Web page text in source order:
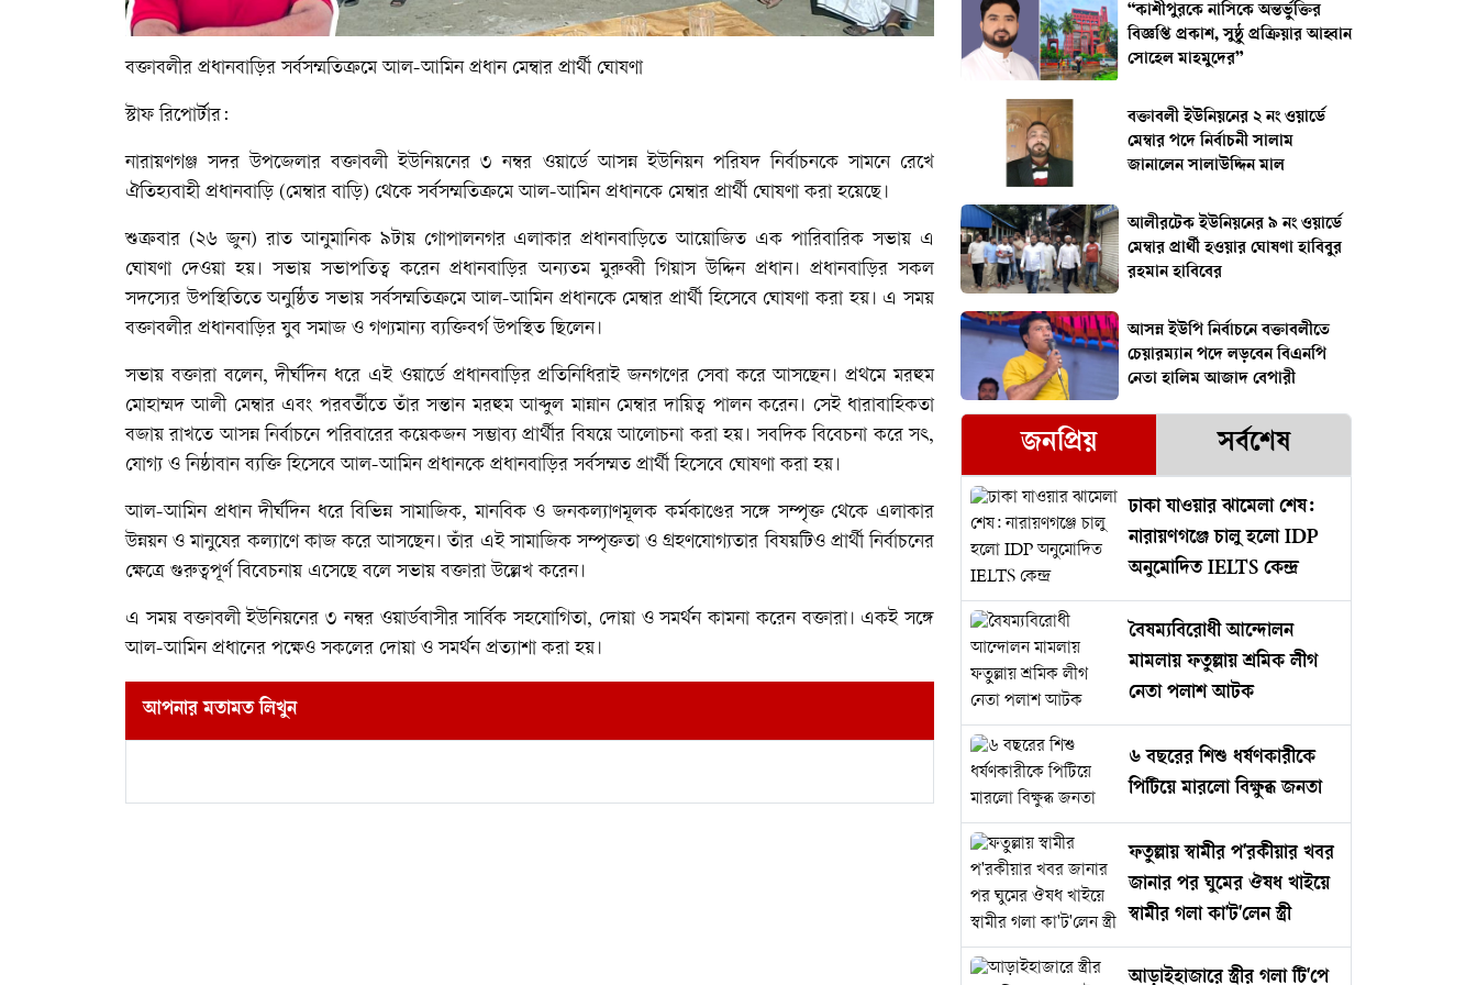
বক্তাবলীর প্রধানবাড়ির সর্বসম্মতিক্রমে আল-আমিন প্রধান মেম্বার প্রার্থী ঘোষণা
স্টাফ রিপোর্টার:
নারায়ণগঞ্জ সদর উপজেলার বক্তাবলী ইউনিয়নের ৩ নম্বর ওয়ার্ডে আসন্ন ইউনিয়ন পরিষদ নির্বাচনকে সামনে রেখে
ঐতিহ্যবাহী প্রধানবাড়ি (মেম্বার বাড়ি) থেকে সর্বসম্মতিক্রমে আল-আমিন প্রধানকে মেম্বার প্রার্থী ঘোষণা করা হয়েছে।
শুক্রবার (২৬ জুন) রাত আনুমানিক ৯টায় গোপালনগর এলাকার প্রধানবাড়িতে আয়োজিত এক পারিবারিক সভায় এ
ঘোষণা দেওয়া হয়। সভায় সভাপতিত্ব করেন প্রধানবাড়ির অন্যতম মুরুব্বী গিয়াস উদ্দিন প্রধান। প্রধানবাড়ির সকল
সদস্যের উপস্থিতিতে অনুষ্ঠিত সভায় সর্বসম্মতিক্রমে আল-আমিন প্রধানকে মেম্বার প্রার্থী হিসেবে ঘোষণা করা হয়। এ সময়
বক্তাবলীর প্রধানবাড়ির যুব সমাজ ও গণ্যমান্য ব্যক্তিবর্গ উপস্থিত ছিলেন।
সভায় বক্তারা বলেন, দীর্ঘদিন ধরে এই ওয়ার্ডে প্রধানবাড়ির প্রতিনিধিরাই জনগণের সেবা করে আসছেন। প্রথমে মরহুম
মোহাম্মদ আলী মেম্বার এবং পরবর্তীতে তাঁর সন্তান মরহুম আব্দুল মান্নান মেম্বার দায়িত্ব পালন করেন। সেই ধারাবাহিকতা
বজায় রাখতে আসন্ন নির্বাচনে পরিবারের কয়েকজন সম্ভাব্য প্রার্থীর বিষয়ে আলোচনা করা হয়। সবদিক বিবেচনা করে সৎ,
যোগ্য ও নিষ্ঠাবান ব্যক্তি হিসেবে আল-আমিন প্রধানকে প্রধানবাড়ির সর্বসম্মত প্রার্থী হিসেবে ঘোষণা করা হয়।
আল-আমিন প্রধান দীর্ঘদিন ধরে বিভিন্ন সামাজিক, মানবিক ও জনকল্যাণমূলক কর্মকাণ্ডের সঙ্গে সম্পৃক্ত থেকে এলাকার
উন্নয়ন ও মানুষের কল্যাণে কাজ করে আসছেন। তাঁর এই সামাজিক সম্পৃক্ততা ও গ্রহণযোগ্যতার বিষয়টিও প্রার্থী নির্বাচনের
ক্ষেত্রে গুরুত্বপূর্ণ বিবেচনায় এসেছে বলে সভায় বক্তারা উল্লেখ করেন।
এ সময় বক্তাবলী ইউনিয়নের ৩ নম্বর ওয়ার্ডবাসীর সার্বিক সহযোগিতা, দোয়া ও সমর্থন কামনা করেন বক্তারা। একই সঙ্গে
আল-আমিন প্রধানের পক্ষেও সকলের দোয়া ও সমর্থন প্রত্যাশা করা হয়।
আপনার মতামত লিখুন
“কাশীপুরকে নাসিকে অন্তর্ভুক্তির
বিজ্ঞপ্তি প্রকাশ, সুষ্ঠু প্রক্রিয়ার আহ্বান
সোহেল মাহমুদের”
বক্তাবলী ইউনিয়নের ২ নং ওয়ার্ডে
মেম্বার পদে নির্বাচনী সালাম
জানালেন সালাউদ্দিন মাল
আলীরটেক ইউনিয়নের ৯ নং ওয়ার্ডে
মেম্বার প্রার্থী হওয়ার ঘোষণা হাবিবুর
রহমান হাবিবের
আসন্ন ইউপি নির্বাচনে বক্তাবলীতে
চেয়ারম্যান পদে লড়বেন বিএনপি
নেতা হালিম আজাদ বেপারী
জনপ্রিয় সর্বশেষ
ঢাকা যাওয়ার ঝামেলা শেষ:
নারায়ণগঞ্জে চালু হলো IDP
অনুমোদিত IELTS কেন্দ্র
বৈষম্যবিরোধী আন্দোলন
মামলায় ফতুল্লায় শ্রমিক লীগ
নেতা পলাশ আটক
৬ বছরের শিশু ধর্ষণকারীকে
পিটিয়ে মারলো বিক্ষুব্ধ জনতা
ফতুল্লায় স্বামীর প'রকীয়ার খবর
জানার পর ঘুমের ঔষধ খাইয়ে
স্বামীর গলা কা'ট'লেন স্ত্রী
আড়াইহাজারে স্ত্রীর গলা টি'পে